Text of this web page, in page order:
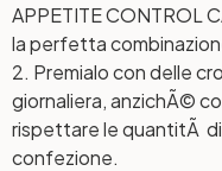
APPETITE CONTROL
la perfetta
2. Premialo con delle
giornaliera, anzichÃ©
rispettare le quantitÃ
confezione.